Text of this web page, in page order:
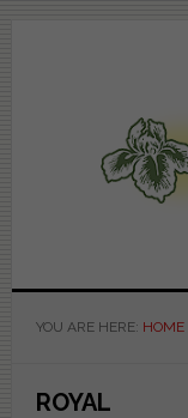
YOU ARE HERE: HOME
ROYAL